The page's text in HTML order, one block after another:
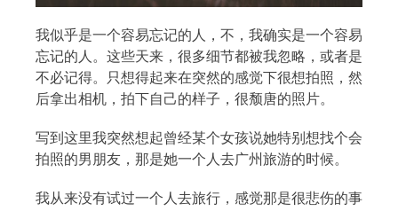
热门分类
生活 音乐 微博 故事 杂志
我似乎是一个容易忘记的人，不，我确实是一个容易
忘记的人。这些天来，很多细节都被我忽略，或者是
不必记得。只想得起来在突然的感觉下很想拍照，然
后拿出相机，拍下自己的样子，很颓唐的照片。
写到这里我突然想起曾经某个女孩说她特别想找个会
拍照的男朋友，那是她一个人去广州旅游的时候。
我从来没有试过一个人去旅行，感觉那是很悲伤的事